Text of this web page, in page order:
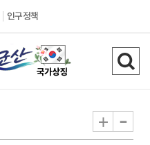
인구정책
검
색
기
+ -